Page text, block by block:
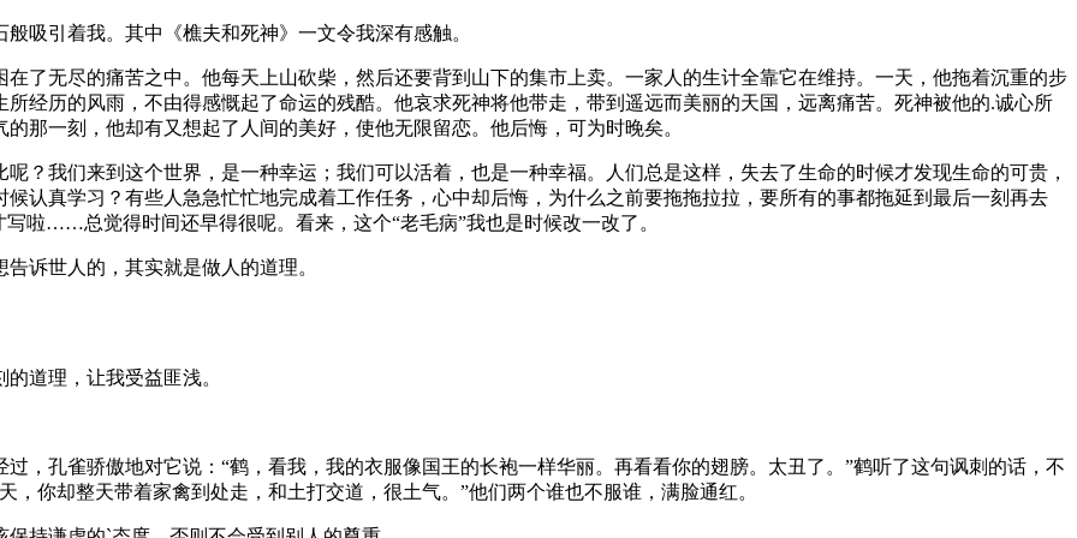
吸引着我。其中《樵夫和死神》一文令我深有感触。
了无尽的痛苦之中。他每天上山砍柴，然后还要背到山下的集市上卖。一家人的生计全靠它在维持。一天，他拖着沉重的步
经历的风雨，不由得感慨起了命运的残酷。他哀求死神将他带走，带到遥远而美丽的天国，远离痛苦。死神被他的.诚心所
那一刻，他却有又想起了人间的美好，使他无限留恋。他后悔，可为时晚矣。
？我们来到这个世界，是一种幸运；我们可以活着，也是一种幸福。人们总是这样，失去了生命的时候才发现生命的可贵，
认真学习？有些人急急忙忙地完成着工作任务，心中却后悔，为什么之前要拖拖拉拉，要所有的事都拖延到最后一刻再去
啦……总觉得时间还早得很呢。看来，这个“老毛病”我也是时候改一改了。
诉世人的，其实就是做人的道理。
道理，让我受益匪浅。
，孔雀骄傲地对它说：“鹤，看我，我的衣服像国王的长袍一样华丽。再看看你的翅膀。太丑了。”鹤听了这句讽刺的话，不
你却整天带着家禽到处走，和土打交道，很土气。”他们两个谁也不服谁，满脸通红。